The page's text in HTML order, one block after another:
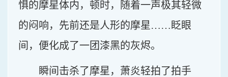
惧的摩星体内，顿时，随着一声极其轻微
的闷响，先前还是人形的摩星……眨眼
间，便化成了一团漆黑的灰烬。
瞬间击杀了摩星，萧炎轻拍了拍手